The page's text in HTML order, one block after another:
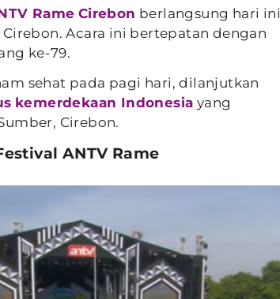
Rame Cirebon berlangsung hari ini
Acara ini bertepatan dengan
ke-79.
sehat pada pagi hari, dilanjutkan
kemerdekaan Indonesia yang
Cirebon.
ANTV Rame